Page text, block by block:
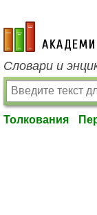
academic.ru
Словари и
Толкования